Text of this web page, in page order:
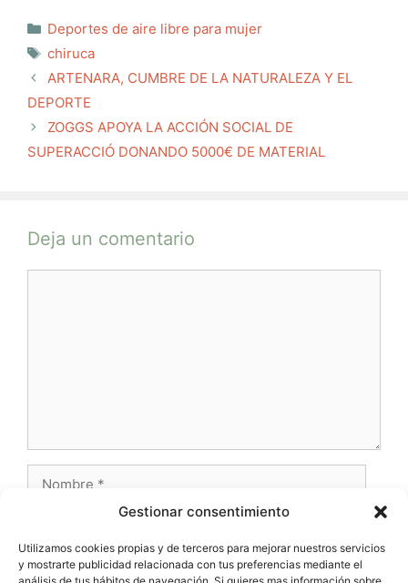
Gestionar consentimiento
Utilizamos cookies propias y de terceros para mejorar nuestros servicios
y mostrarte publicidad relacionada con tus preferencias mediante el
Categorías
Deportes de aire libre para mujer
Etiquetas
chiruca
ARTENARA, CUMBRE DE LA NATURALEZA Y EL
DEPORTE
ZOGGS APOYA LA ACCIÓN SOCIAL DE
SUPERACCIÓ DONANDO 5000€ DE MATERIAL
Deja un comentario
electrónico
Web